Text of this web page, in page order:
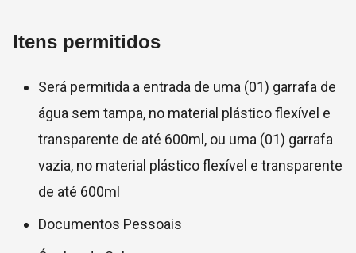
Itens permitidos
Será permitida a entrada de uma (01) garrafa de
água sem tampa, no material plástico flexível e
transparente de até 600ml, ou uma (01) garrafa
vazia, no material plástico flexível e transparente
de até 600ml
Documentos Pessoais